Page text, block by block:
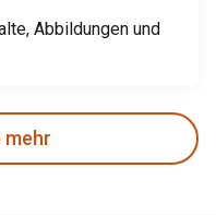
Abbildungen und
mehr